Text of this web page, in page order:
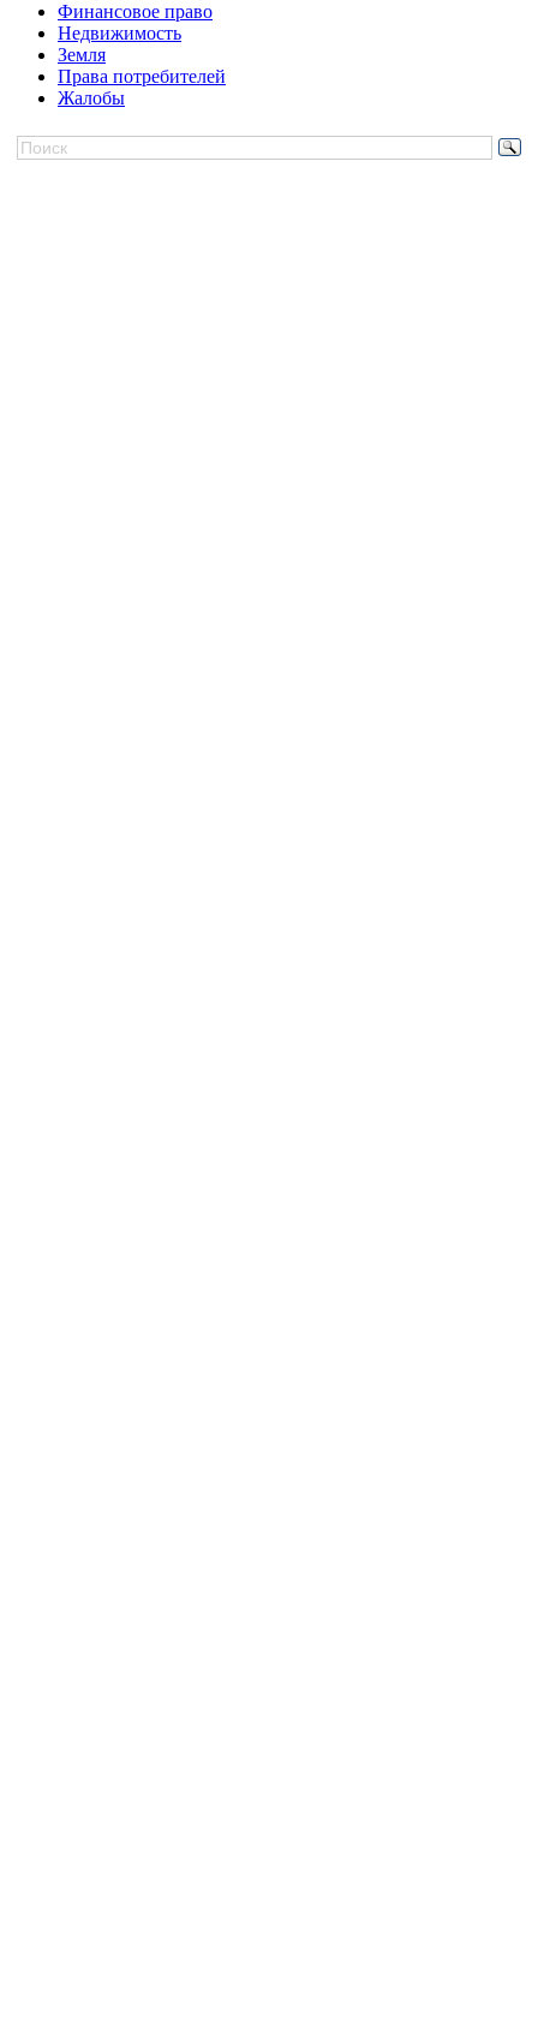
Финансовое право
Недвижимость
Земля
Права потребителей
Жалобы